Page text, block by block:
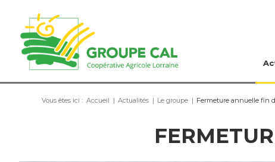
Vous êtes ici : Accueil | Actualités | Le groupe | Fermeture annuelle fin